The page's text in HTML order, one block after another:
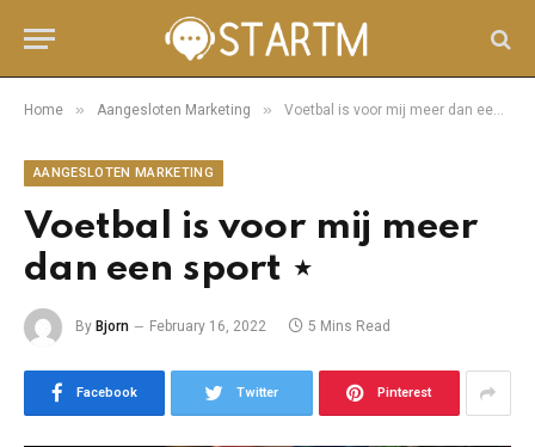
Home » Aangesloten Marketing » Voetbal is voor mij meer dan een sport ⋆
AANGESLOTEN MARKETING
Voetbal is voor mij meer
dan een sport ⋆
By Bjorn February 16, 2022 5 Mins Read
Facebook Twitter Pinterest